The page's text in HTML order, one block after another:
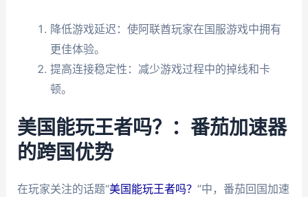
降低游戏延迟：使阿联酋玩家在国服游戏中拥有
更佳体验。
提高连接稳定性：减少游戏过程中的掉线和卡
顿。
美国能玩王者吗？：番茄加速器
的跨国优势
在玩家关注的话题“美国能玩王者吗？ ”中，番茄回国加速